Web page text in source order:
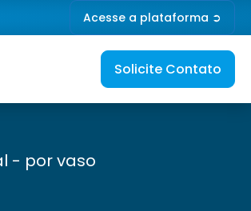
Acesse a plataforma ➲
Solicite Contato
- por vaso